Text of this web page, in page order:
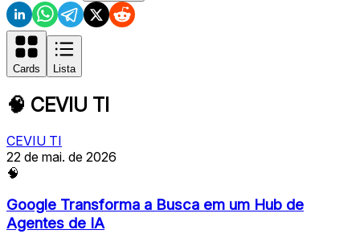
Cards Lista
🧠 CEVIU TI
CEVIU TI
22 de mai. de 2026
🧠
Google Transforma a Busca em um Hub de
Agentes de IA